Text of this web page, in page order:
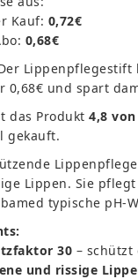
Kauf: 0,72€
0,68€
Lippenpflegestift
0,68€ und spart
das Produkt 4,8
gekauft.
Lippen. Sie
typische
30 – schützt
und rissige